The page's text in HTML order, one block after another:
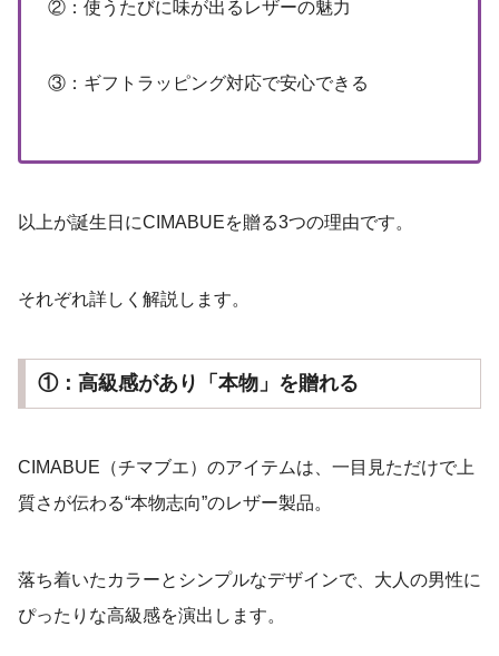
②：使うたびに味が出るレザーの魅力
③：ギフトラッピング対応で安心できる
以上が誕生日にCIMABUEを贈る3つの理由です。
それぞれ詳しく解説します。
①：高級感があり「本物」を贈れる
CIMABUE（チマブエ）のアイテムは、一目見ただけで上
質さが伝わる“本物志向”のレザー製品。
落ち着いたカラーとシンプルなデザインで、大人の男性に
ぴったりな高級感を演出します。